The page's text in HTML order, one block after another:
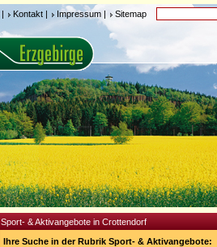
| Kontakt | Impressum | Sitemap
Sport- & Aktivangebote in Crottendorf
Ihre Suche in der Rubrik Sport- & Aktivangebote: